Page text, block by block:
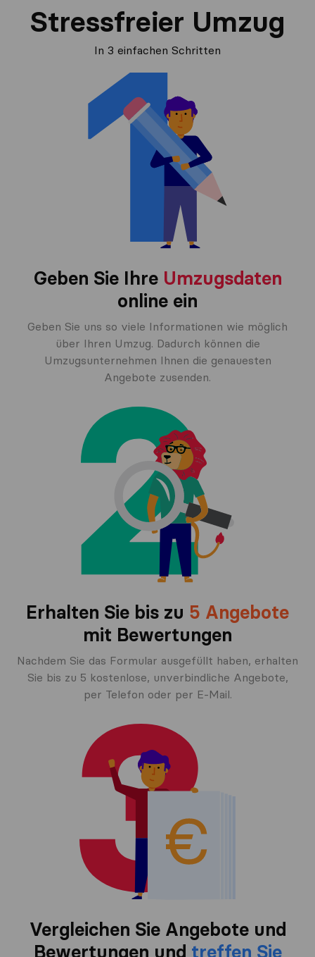
Stressfreier Umzug
In 3 einfachen Schritten
Geben Sie Ihre Umzugsdaten
online ein
Geben Sie uns so viele Informationen wie möglich
über Ihren Umzug. Dadurch können die
Umzugsunternehmen Ihnen die genauesten
Angebote zusenden.
Erhalten Sie bis zu 5 Angebote
mit Bewertungen
Nachdem Sie das Formular ausgefüllt haben, erhalten
Sie bis zu 5 kostenlose, unverbindliche Angebote,
per Telefon oder per E-Mail.
Vergleichen Sie Angebote und
Bewertungen und treffen Sie